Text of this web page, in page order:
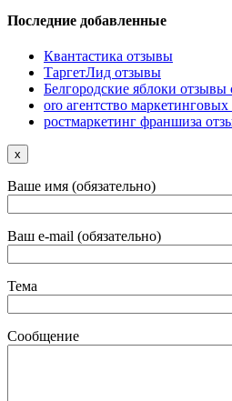
Последние добавленные
Квантастика отзывы
ТаргетЛид отзывы
Белгородские яблоки отзывы
oro агентство
ростмаркетинг франшиза
x
Ваше имя (обязательно)
Ваш e-mail (обязательно)
Тема
Сообщение